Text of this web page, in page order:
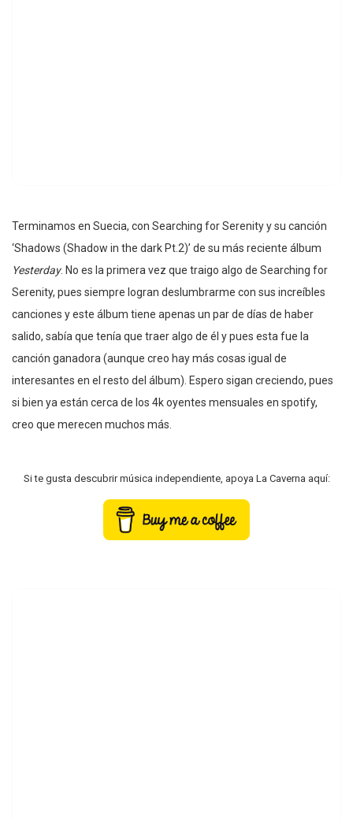
Terminamos en Suecia, con Searching for Serenity y su canción
‘Shadows (Shadow in the dark Pt.2)’ de su más reciente álbum
Yesterday. No es la primera vez que traigo algo de Searching for
Serenity, pues siempre logran deslumbrarme con sus increíbles
canciones y este álbum tiene apenas un par de días de haber
salido, sabía que tenía que traer algo de él y pues esta fue la
canción ganadora (aunque creo hay más cosas igual de
interesantes en el resto del álbum). Espero sigan creciendo, pues
si bien ya están cerca de los 4k oyentes mensuales en spotify,
creo que merecen muchos más.
Si te gusta descubrir música independiente, apoya La Caverna aquí: